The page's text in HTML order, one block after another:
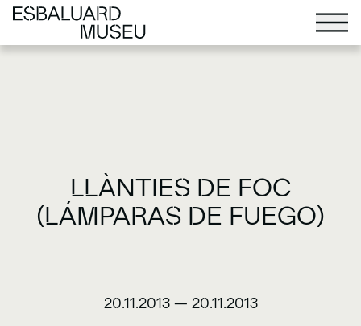
LLÀNTIES DE FOC
(LÁMPARAS DE FUEGO)
20.11.2013 — 20.11.2013